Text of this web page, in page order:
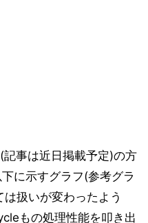
事は近日掲載予定)の方
に示すグラフ(参考グラ
扱いが変わったよう
もの処理性能を叩き出